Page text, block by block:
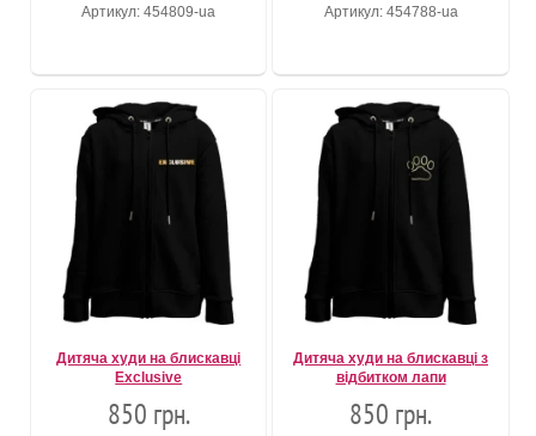
Артикул: 454809-ua Артикул: 454788-ua
Дитяча худи на блискавці
Exclusive
850 грн.
Дитяча худи на блискавці з
відбитком лапи
850 грн.